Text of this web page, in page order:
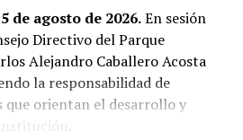
no es una responsabilidad
en las madres o en las
una tarea que requiere el
sociedad. Es el primer acto
y de cuidado que fortalece un
de agosto de 2026.En sesión
Directivo del Parque
Alejandro Caballero Acosta
la responsabilidad de
que orientan el desarrollo y